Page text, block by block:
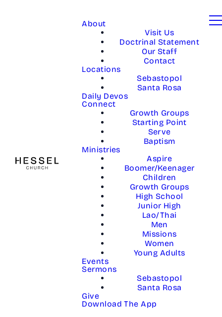
About
Visit Us
Doctrinal Statement
Our Staff
Contact
Locations
Sebastopol
Santa Rosa
Daily Devos
Connect
Growth Groups
Starting Point
Serve
Baptism
Ministries
Aspire
Boomer/Keenager
Children
Growth Groups
High School
Junior High
Lao/Thai
Men
Missions
Women
Young Adults
Events
Sermons
Sebastopol
Santa Rosa
Give
Download The App